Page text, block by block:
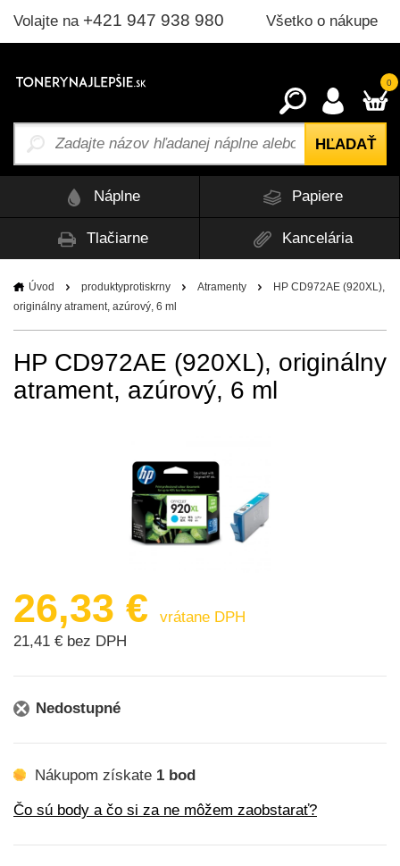
Volajte na +421 947 938 980 Všetko o nákupe
0
Náplne Papiere
Tlačiarne Kancelária
Úvod produktyprotiskrny Atramenty
HP CD972AE (920XL),
originálny atrament, azúrový, 6 ml
HP CD972AE (920XL), originálny
atrament, azúrový, 6 ml
26,33 €
vrátane DPH
21,41 € bez DPH
Nedostupné
Nákupom získate 1 bod
Čo sú body a čo si za ne môžem zaobstarať?